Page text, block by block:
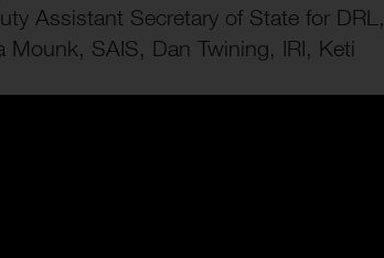
Assistant Secretary of State for DRL,
SAIS, Dan Twining, IRI, Keti